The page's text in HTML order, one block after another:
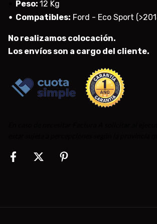
Peso: 12 Kg
• Compatibles: Ford - Eco Sport
No realizamos colocación.
Los envíos son a cargo del cliente.